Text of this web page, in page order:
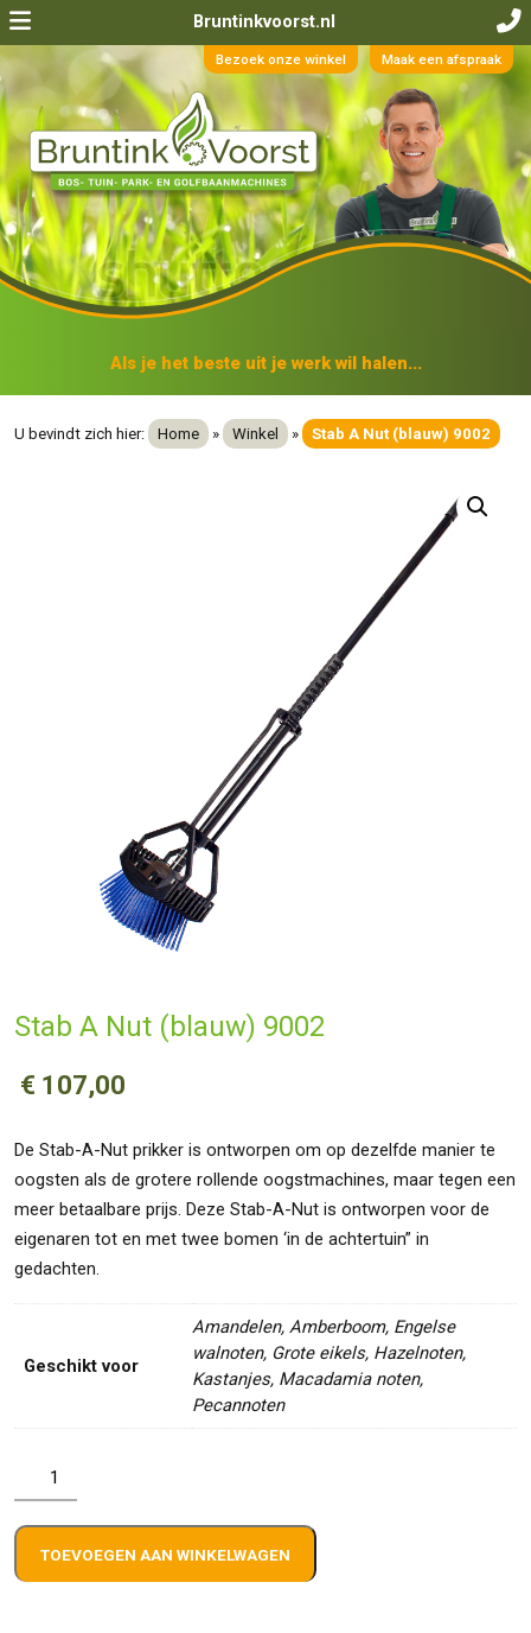
Bruntinkvoorst.nl
Bezoek onze winkel Maak een afspraak
Als je het beste uit je werk wil halen...
U bevindt zich hier: Home » Winkel » Stab A Nut (blauw) 9002
Stab A Nut (blauw) 9002
€ 107,00
De Stab-A-Nut prikker is ontworpen om op dezelfde manier te
oogsten als de grotere rollende oogstmachines, maar tegen een
meer betaalbare prijs. Deze Stab-A-Nut is ontworpen voor de
eigenaren tot en met twee bomen ‘in de achtertuin” in
gedachten.
Geschikt voor
Amandelen, Amberboom, Engelse
walnoten, Grote eikels, Hazelnoten,
Kastanjes, Macadamia noten,
Pecannoten
A
Nut
(blauw)
9002
TOEVOEGEN AAN WINKELWAGEN